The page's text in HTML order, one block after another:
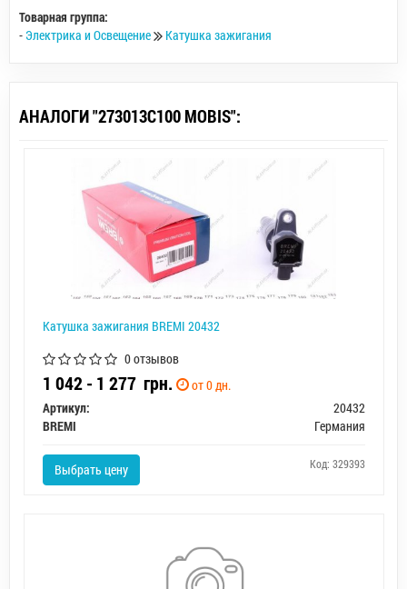
Товарная группа:
- Электрика и Освещение Катушка зажигания
АНАЛОГИ "273013C100 MOBIS":
Катушка зажигания BREMI 20432
0 отзывов
1 042 - 1 277 грн.
от 0 дн.
Артикул:
20432
BREMI
Германия
Выбрать цену Код: 329393